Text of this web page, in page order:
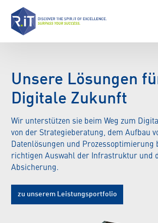
Unsere Lösungen
Digitale Zukunft
Wir unterstützen sie beim Weg zum
von der Strategieberatung, dem Aufbau
Datenlösungen und Prozessoptimierung
richtigen Auswahl der Infrastruktur und
Absicherung.
zu unserem Leistungsportfolio